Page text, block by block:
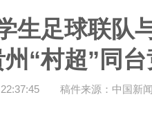
生足球联队
“村超”同
稿件来源：中国新